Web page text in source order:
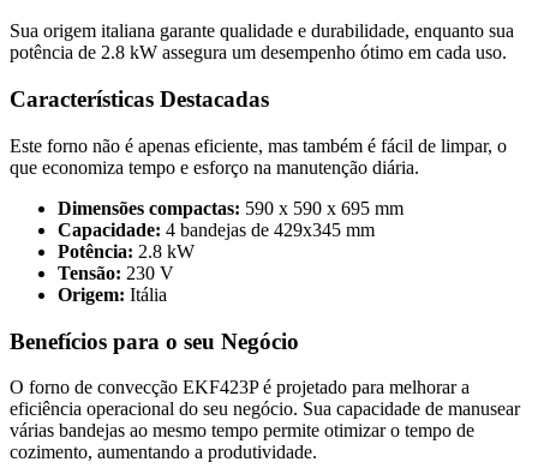
Sua origem italiana garante qualidade e durabilidade, enquanto sua
potência de 2.8 kW assegura um desempenho ótimo em cada uso.
Características Destacadas
Este forno não é apenas eficiente, mas também é fácil de limpar, o
que economiza tempo e esforço na manutenção diária.
Dimensões compactas: 590 x 590 x 695 mm
Capacidade: 4 bandejas de 429x345 mm
Potência: 2.8 kW
Tensão: 230 V
Origem: Itália
Benefícios para o seu Negócio
O forno de convecção EKF423P é projetado para melhorar a
eficiência operacional do seu negócio. Sua capacidade de manusear
várias bandejas ao mesmo tempo permite otimizar o tempo de
cozimento, aumentando a produtividade.